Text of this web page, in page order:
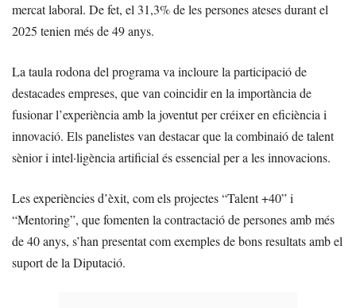
mercat laboral. De fet, el 31,3% de les persones ateses durant el
2025 tenien més de 49 anys.
La taula rodona del programa va incloure la participació de
destacades empreses, que van coincidir en la importància de
fusionar l’experiència amb la joventut per créixer en eficiència i
innovació. Els panelistes van destacar que la combinaió de talent
sènior i intel·ligència artificial és essencial per a les innovacions.
Les experiències d’èxit, com els projectes “Talent +40” i
“Mentoring”, que fomenten la contractació de persones amb més
de 40 anys, s’han presentat com exemples de bons resultats amb el
suport de la Diputació.